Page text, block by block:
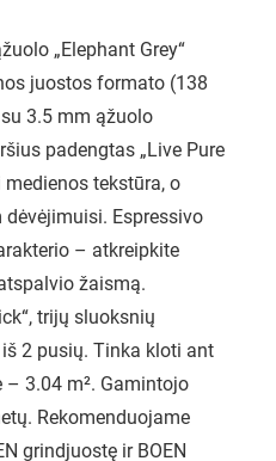
„Elephant Grey“
juostos formato (138
3.5 mm ąžuolo
padengtas „Live Pure
tekstūra, o
Espressivo
– atkreipkite
žaismą.
trijų sluoksnių
2 pusių. Tinka kloti ant
3.04 m². Gamintojo
Rekomenduojame
grindjuostę ir BOEN